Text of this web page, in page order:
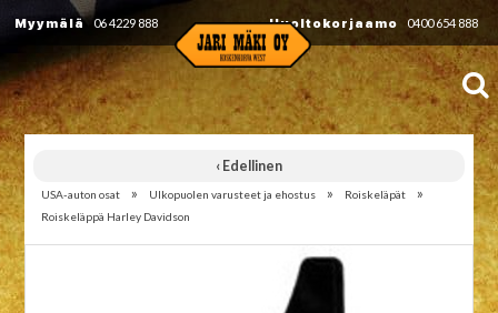
Myymälä 06 4229 888 Huoltokorjaamo 0400 654 888
‹ Edellinen
USA-auton osat » Ulkopuolen varusteet ja ehostus » Roiskeläpät »
Roiskeläppä Harley Davidson